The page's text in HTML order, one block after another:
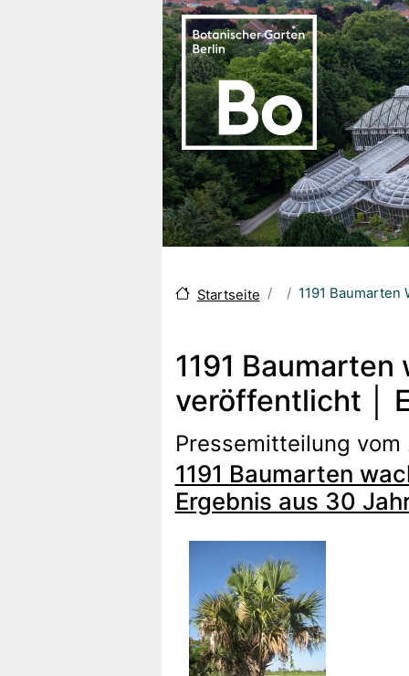
Startseite 1191
1191
veröffentlicht │
Pressemitteilung vom
1191 Baumarten
Ergebnis aus 30